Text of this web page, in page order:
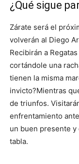
¿Qué sigue
Zárate será el
volverán al Diego
Recibirán a
cortándole una
tienen la misma
invicto?Mientras
de triunfos.
enfrentamiento
un buen presente
tabla.